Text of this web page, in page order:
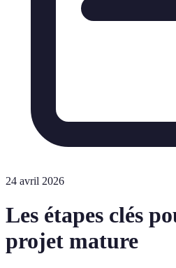
24 avril 2026
Les étapes clés
projet mature